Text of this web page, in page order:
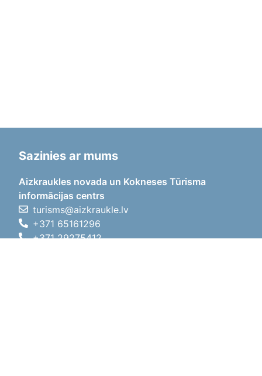
Sazinies ar mums
Aizkraukles novada un Kokneses Tūrisma
informācijas centrs
turisms@aizkraukle.lv
+371 65161296
+371 29275412